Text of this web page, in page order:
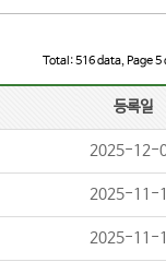
Total: 516 data, Page 5
등록일
2025-12-
2025-11-
2025-11-